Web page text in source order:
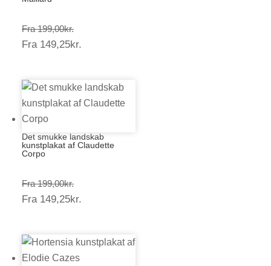
Fra 199,00kr.Prisinterval:
199,00kr.
Fra 149,25kr.
Det smukke landskab
kunstplakat af Claudette
Corpo
Fra 199,00kr.Prisinterval:
199,00kr.
Fra 149,25kr.